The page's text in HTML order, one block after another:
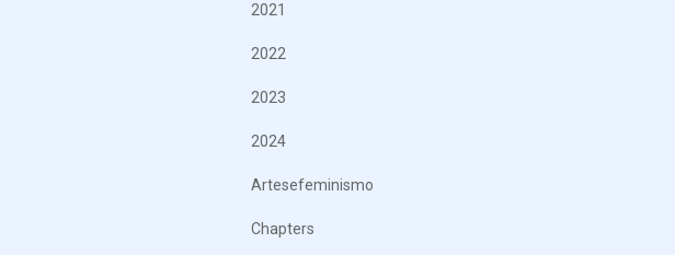
2021
2022
2023
2024
Artesefeminismo
Chapters